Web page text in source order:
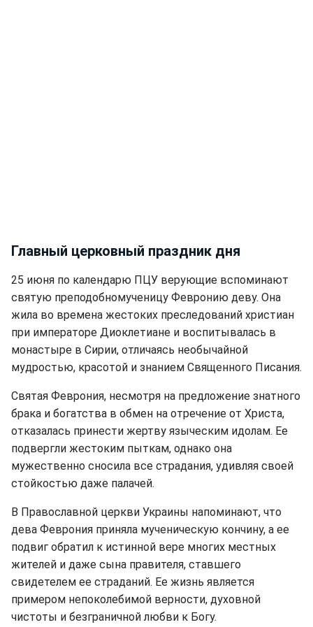
Главный церковный праздник дня
25 июня по календарю ПЦУ верующие вспоминают
святую преподобномученицу Февронию деву. Она
жила во времена жестоких преследований христиан
при императоре Диоклетиане и воспитывалась в
монастыре в Сирии, отличаясь необычайной
мудростью, красотой и знанием Священного Писания.
Святая Феврония, несмотря на предложение знатного
брака и богатства в обмен на отречение от Христа,
отказалась принести жертву языческим идолам. Ее
подвергли жестоким пыткам, однако она
мужественно сносила все страдания, удивляя своей
стойкостью даже палачей.
В Православной церкви Украины напоминают, что
дева Феврония приняла мученическую кончину, а ее
подвиг обратил к истинной вере многих местных
жителей и даже сына правителя, ставшего
свидетелем ее страданий. Ее жизнь является
примером непоколебимой верности, духовной
чистоты и безграничной любви к Богу.